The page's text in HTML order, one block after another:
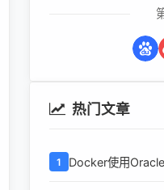
热门文章
1 Docker使用